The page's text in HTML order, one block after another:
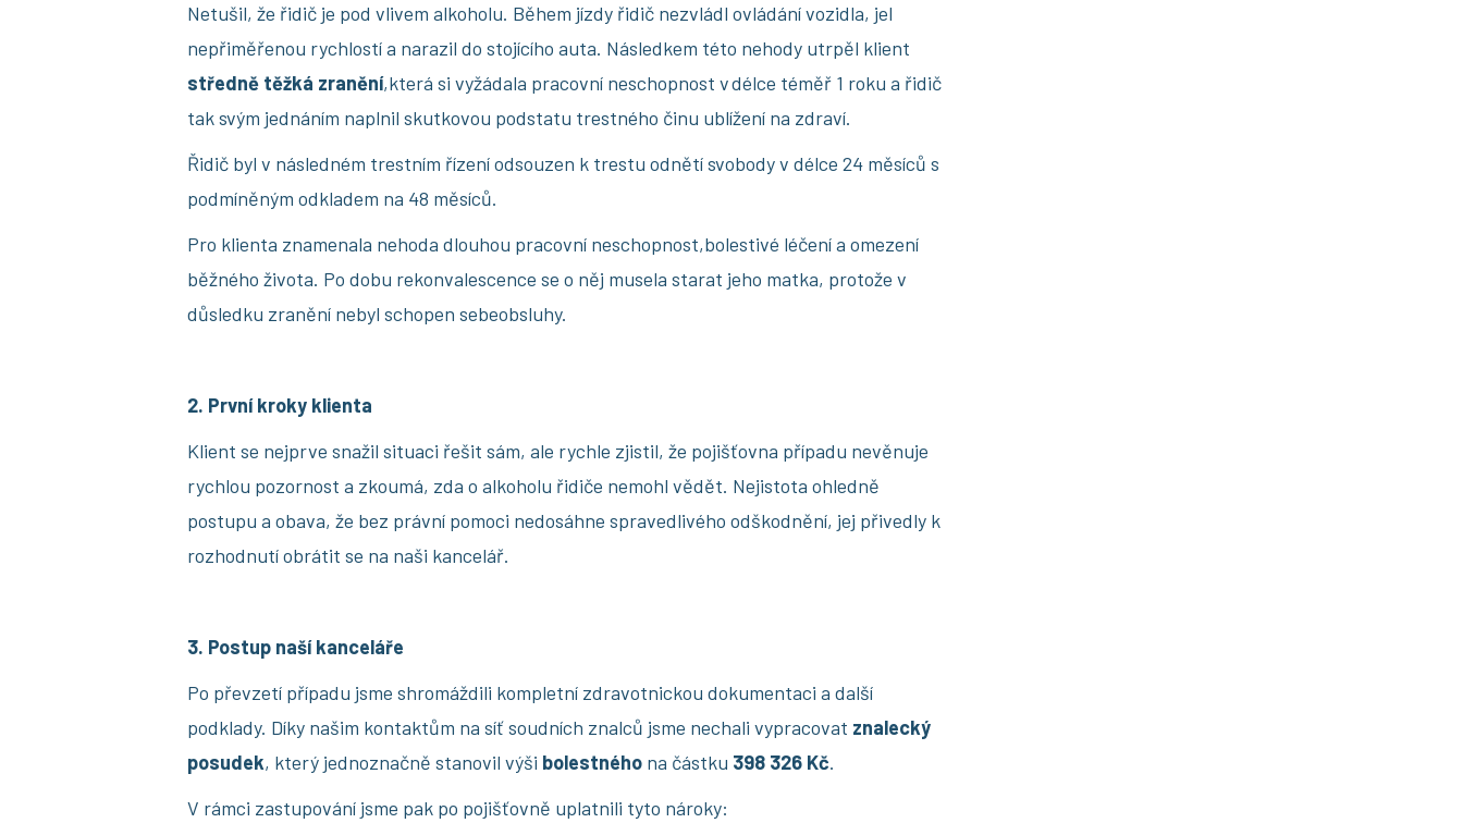
Netušil, že řidič je pod vlivem alkoholu. Během jízdy řidič nezvládl ovládání vozidla, jel
nepřiměřenou rychlostí a narazil do stojícího auta. Následkem této nehody utrpěl klient
středně těžká zranění,která si vyžádala pracovní neschopnost v délce téměř 1 roku a řidič
tak svým jednáním naplnil skutkovou podstatu trestného činu ublížení na zdraví.
Řidič byl v následném trestním řízení odsouzen k trestu odnětí svobody v délce 24 měsíců s
podmíněným odkladem na 48 měsíců.
Pro klienta znamenala nehoda dlouhou pracovní neschopnost,bolestivé léčení a omezení
běžného života. Po dobu rekonvalescence se o něj musela starat jeho matka, protože v
důsledku zranění nebyl schopen sebeobsluhy.
2. První kroky klienta
Klient se nejprve snažil situaci řešit sám, ale rychle zjistil, že pojišťovna případu nevěnuje
rychlou pozornost a zkoumá, zda o alkoholu řidiče nemohl vědět. Nejistota ohledně
postupu a obava, že bez právní pomoci nedosáhne spravedlivého odškodnění, jej přivedly k
rozhodnutí obrátit se na naši kancelář.
3. Postup naší kanceláře
Po převzetí případu jsme shromáždili kompletní zdravotnickou dokumentaci a další
podklady. Díky našim kontaktům na síť soudních znalců jsme nechali vypracovat znalecký
posudek, který jednoznačně stanovil výši bolestného na částku 398 326 Kč.
V rámci zastupování jsme pak po pojišťovně uplatnili tyto nároky: